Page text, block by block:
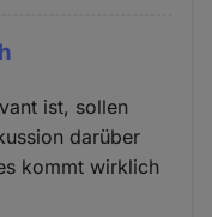
ist, sollen
darüber
kommt wirklich